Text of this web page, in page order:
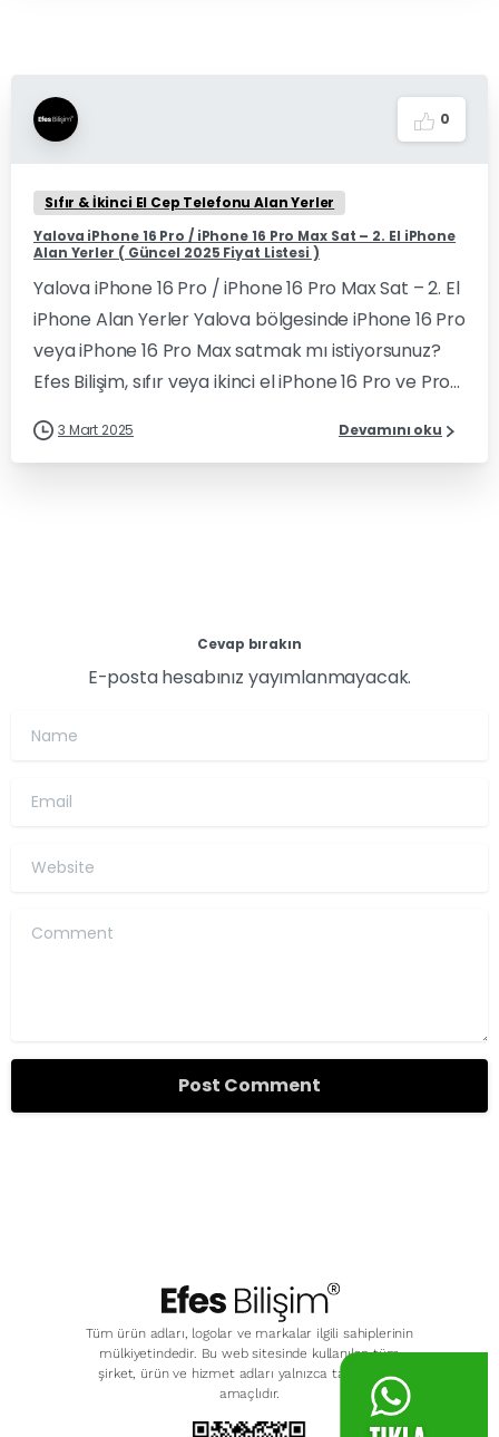
0
Sıfır & İkinci El Cep Telefonu Alan Yerler
Yalova iPhone 16 Pro / iPhone 16 Pro Max Sat – 2. El iPhone
Alan Yerler ( Güncel 2025 Fiyat Listesi )
Yalova iPhone 16 Pro / iPhone 16 Pro Max Sat – 2. El
iPhone Alan Yerler Yalova bölgesinde iPhone 16 Pro
veya iPhone 16 Pro Max satmak mı istiyorsunuz?
Efes Bilişim, sıfır veya ikinci el iPhone 16 Pro ve Pro...
3 Mart 2025 Devamını oku
Cevap bırakın
E-posta hesabınız yayımlanmayacak.
Name
Email
Website
Comment
Tüm ürün adları, logolar ve markalar ilgili sahiplerinin
mülkiyetindedir. Bu web sitesinde kullanılan tüm
şirket, ürün ve hizmet adları yalnızca tanımlama
amaçlıdır.